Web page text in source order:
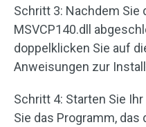
Schritt 3: Nachdem Sie
MSVCP140.dll
doppelklicken Sie auf
Anweisungen zur
Schritt 4: Starten Sie
Sie das Programm, das